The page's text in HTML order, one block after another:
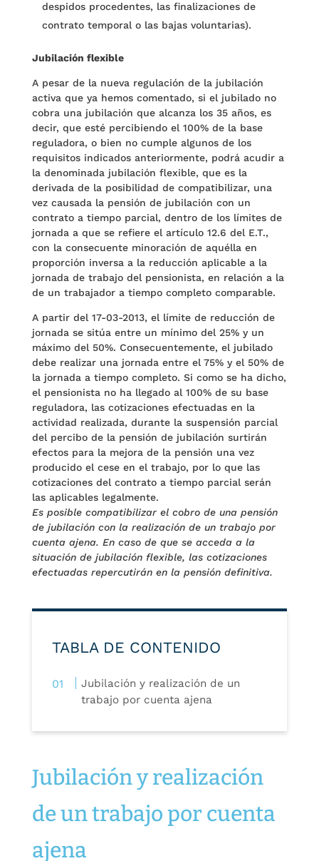
despidos procedentes, las finalizaciones de
contrato temporal o las bajas voluntarias).
Jubilación flexible
A pesar de la nueva regulación de la jubilación
activa que ya hemos comentado, si el jubilado no
cobra una jubilación que alcanza los 35 años, es
decir, que esté percibiendo el 100% de la base
reguladora, o bien no cumple algunos de los
requisitos indicados anteriormente, podrá acudir a
la denominada jubilación flexible, que es la
derivada de la posibilidad de compatibilizar, una
vez causada la pensión de jubilación con un
contrato a tiempo parcial, dentro de los límites de
jornada a que se refiere el artículo 12.6 del E.T.,
con la consecuente minoración de aquélla en
proporción inversa a la reducción aplicable a la
jornada de trabajo del pensionista, en relación a la
de un trabajador a tiempo completo comparable.
A partir del 17-03-2013, el límite de reducción de
jornada se sitúa entre un mínimo del 25% y un
máximo del 50%. Consecuentemente, el jubilado
debe realizar una jornada entre el 75% y el 50% de
la jornada a tiempo completo. Si como se ha dicho,
el pensionista no ha llegado al 100% de su base
reguladora, las cotizaciones efectuadas en la
actividad realizada, durante la suspensión parcial
del percibo de la pensión de jubilación surtirán
efectos para la mejora de la pensión una vez
producido el cese en el trabajo, por lo que las
cotizaciones del contrato a tiempo parcial serán
las aplicables legalmente.
Es posible compatibilizar el cobro de una pensión
de jubilación con la realización de un trabajo por
cuenta ajena. En caso de que se acceda a la
situación de jubilación flexible, las cotizaciones
efectuadas repercutirán en la pensión definitiva.
TABLA DE CONTENIDO
Jubilación y realización de un
trabajo por cuenta ajena
Jubilación y realización
de un trabajo por cuenta
ajena